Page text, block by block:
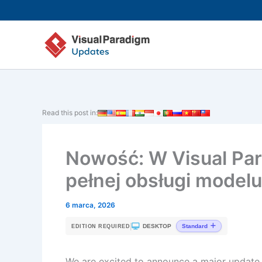
do
Read this post in:
Nowość: W Visual
pełnej obsługi
6 marca, 2026
EDITION REQUIRED DESKTOP Standard